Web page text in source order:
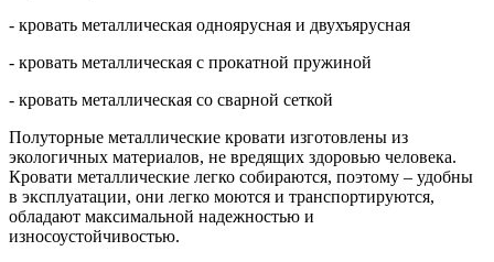
- кровать металлическая одноярусная и двухъярусная
- кровать металлическая с прокатной пружиной
- кровать металлическая со сварной сеткой
Полуторные металлические кровати изготовлены из
экологичных материалов, не вредящих здоровью человека.
Кровати металлические легко собираются, поэтому – удобны
в эксплуатации, они легко моются и транспортируются,
обладают максимальной надежностью и
износоустойчивостью.